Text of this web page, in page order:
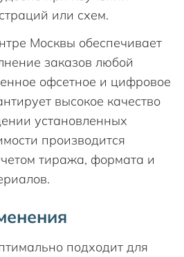
или схем.
Москвы обеспечивает
заказов любой
офсетное и цифровое
высокое качество
установленных
производится
тиража, формата и
подходит для